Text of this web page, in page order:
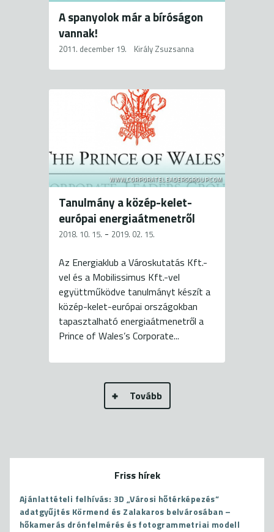
A spanyolok már a bíróságon
vannak!
2011. december 19. Király Zsuzsanna
WWW.CORPORATELEADERSGROUP.COM
Tanulmány a közép-kelet-
európai energiaátmenetről
2018. 10. 15. - 2019. 02. 15.
Az Energiaklub a Városkutatás Kft.-
vel és a Mobilissimus Kft.-vel
együttműködve tanulmányt készít a
közép-kelet-európai országokban
tapasztalható energiaátmenetről a
Prince of Wales’s Corporate...
Tovább
Friss hírek
Ajánlattételi felhívás: 3D „Városi hőtérképezés”
adatgyűjtés Körmend és Zalakaros belvárosában –
hőkamerás drónfelmérés és fotogrammetriai modell